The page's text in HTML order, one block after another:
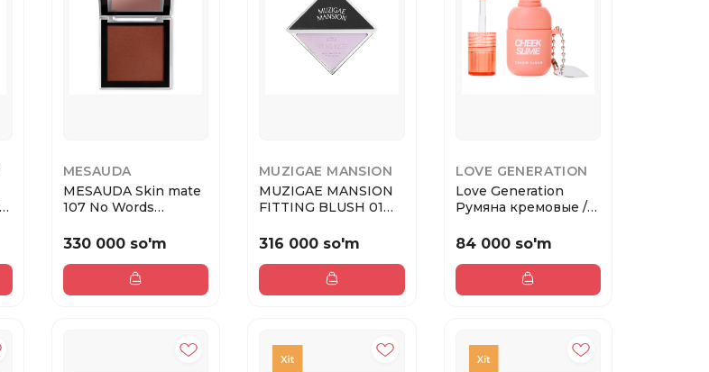
MESAUDA
MESAUDA Skin mate
107 No Words
бронз...
330 000 so'm
MUZIGAE MANSION
MUZIGAE MANSION
FITTING BLUSH 01
316 000 so'm
LOVE GENERATION
Love Generation
Румяна кремовые /
84 000 so'm